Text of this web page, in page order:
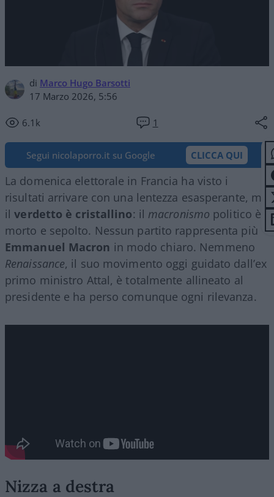
di Marco Hugo Barsotti
17 Marzo 2026, 5:56
6.1k 1
Segui nicolaporro.it su Google CLICCA QUI
La domenica elettorale in Francia ha visto i
risultati arrivare con una lentezza esasperante, ma
ilverdetto è cristallino: il macronismo politico è
morto e sepolto. Nessun partito rappresenta più
Emmanuel Macron in modo chiaro. Nemmeno
Renaissance, il suo movimento oggi guidato dall’ex
primo ministro Attal, è totalmente allineato al
presidente e ha perso comunque ogni rilevanza.
Nizza a destra